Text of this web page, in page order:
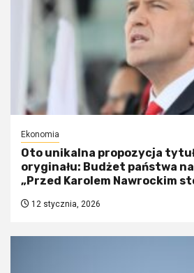
Ekonomia
Oto unikalna propozycja
oryginału: Budżet państwa
„Przed Karolem Nawrockim
12 stycznia, 2026